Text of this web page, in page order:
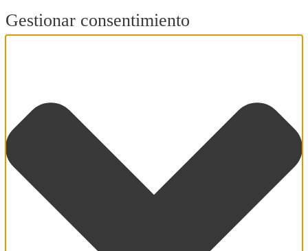
Gestionar consentimiento